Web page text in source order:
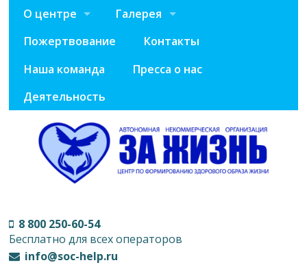
О центре
Галерея
Пожертвование
Контакты
Наша команда
Пресса о нас
Деятельность
8 800 250-60-54
Бесплатно для всех операторов
info@soc-help.ru